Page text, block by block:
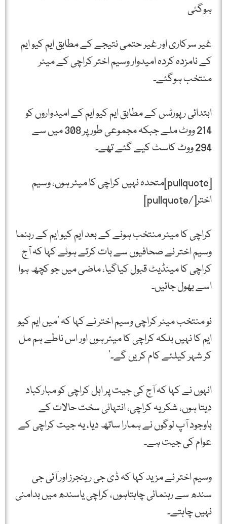
ہوگئی
غیر سرکاری اور غیر حتمی نتیجے کے مطابق ایم کیو ایم
کے نامزدہ کردہ امیدوار وسیم اختر کراچی کے میئر
منتخب ہوگئے۔
ابتدائی رپورٹس کے مطابق ایم کیو ایم کے امیدواروں کو
214 ووٹ ملے جبکہ مجموعی طور پر 308 میں سے
294 ووٹ کاسٹ کیے گئے تھے۔
[pullquote]متحدہ نہیں کراچی کا میئر ہوں، وسیم
اختر[/pullquote]
کراچی کا میئر منتخب ہونے کے بعد ایم کیو ایم کے رہنما
وسیم اختر نے صحافیوں سے بات کرتے ہوئے کہا کہ آج
کراچی کا مینڈیٹ قبول کیاگیا، ماضی میں جو کچھ ہوا
اسے بھول جائیں۔
نو منتخب میئر کراچی وسیم اختر نے کہا کہ ‘میں ایم کیو
ایم کا نہیں بلکہ کراچی کا میئر ہوں اور اس ناطے ہم مل
کر شہر کیلئے کام کریں گے۔’
انہوں نے کہا کہ آج کی جیت پر اہل کراچی کو مبارکباد
دیتا ہوں، شکریہ کراچی، انتہائی سخت حالات کے
باوجود آپ لوگوں نے ہمارا ساتھ دیا، یہ جیت کراچی کے
عوام کی جیت ہے۔
وسیم اختر نے مزید کہا کہ ڈی جی رینجرز اور آئی جی
سندھ سے رہنمائی چاہتاہوں، کراچی یاسندھ میں بدامنی
نہیں چاہتے۔